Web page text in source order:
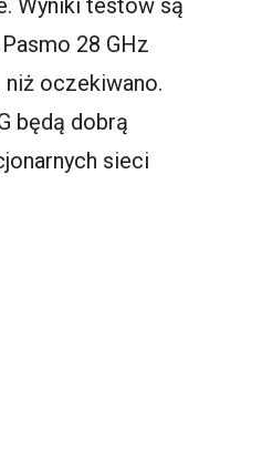
Wyniki testów są
28 GHz
oczekiwano.
będą dobrą
sieci